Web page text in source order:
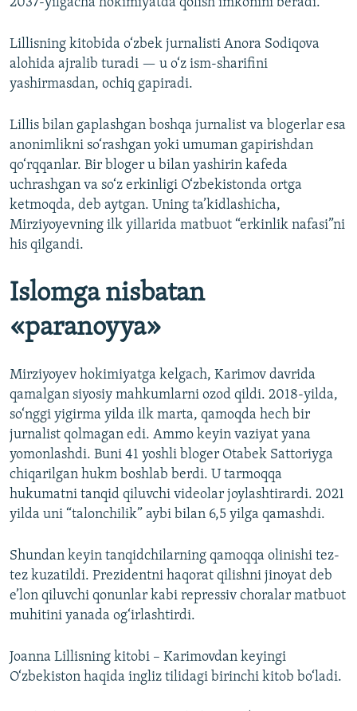
Lillisning kitobida o‘zbek jurnalisti Anora Sodiqova
alohida ajralib turadi — u o‘z ism-sharifini
yashirmasdan, ochiq gapiradi.
Lillis bilan gaplashgan boshqa jurnalist va blogerlar esa
anonimlikni so‘rashgan yoki umuman gapirishdan
qo‘rqqanlar. Bir bloger u bilan yashirin kafeda
uchrashgan va so‘z erkinligi O‘zbekistonda ortga
ketmoqda, deb aytgan. Uning ta’kidlashicha,
Mirziyoyevning ilk yillarida matbuot “erkinlik nafasi”ni
his qilgandi.
Islomga nisbatan
«paranoyya»
Mirziyoyev hokimiyatga kelgach, Karimov davrida
qamalgan siyosiy mahkumlarni ozod qildi. 2018-yilda,
so‘nggi yigirma yilda ilk marta, qamoqda hech bir
jurnalist qolmagan edi. Ammo keyin vaziyat yana
yomonlashdi. Buni 41 yoshli bloger Otabek Sattoriyga
chiqarilgan hukm boshlab berdi. U tarmoqqa
hukumatni tanqid qiluvchi videolar joylashtirardi. 2021
yilda uni “talonchilik” aybi bilan 6,5 yilga qamashdi.
Shundan keyin tanqidchilarning qamoqqa olinishi tez-
tez kuzatildi. Prezidentni haqorat qilishni jinoyat deb
e’lon qiluvchi qonunlar kabi repressiv choralar matbuot
muhitini yanada og‘irlashtirdi.
Joanna Lillisning kitobi – Karimovdan keyingi
O‘zbekiston haqida ingliz tilidagi birinchi kitob bo‘ladi.